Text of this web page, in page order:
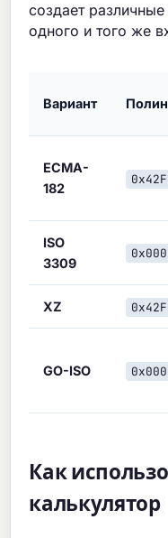
создает
одного и того же
Вариант
ECMA-
182
ISO
3309
XZ
GO-ISO
Как
калькулятор